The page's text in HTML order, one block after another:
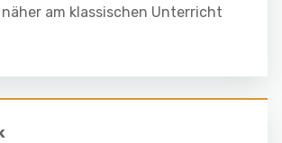
am klassischen Unterricht